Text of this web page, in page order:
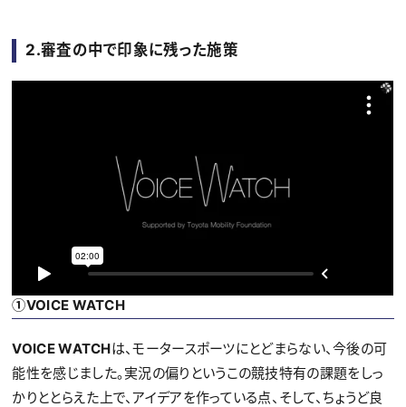
2.審査の中で印象に残った施策
①VOICE WATCH
VOICE WATCHは、モータースポーツにとどまらない、今後の可
能性を感じました。実況の偏りというこの競技特有の課題をしっ
かりととらえた上で、アイデアを作っている点、そして、ちょうど良